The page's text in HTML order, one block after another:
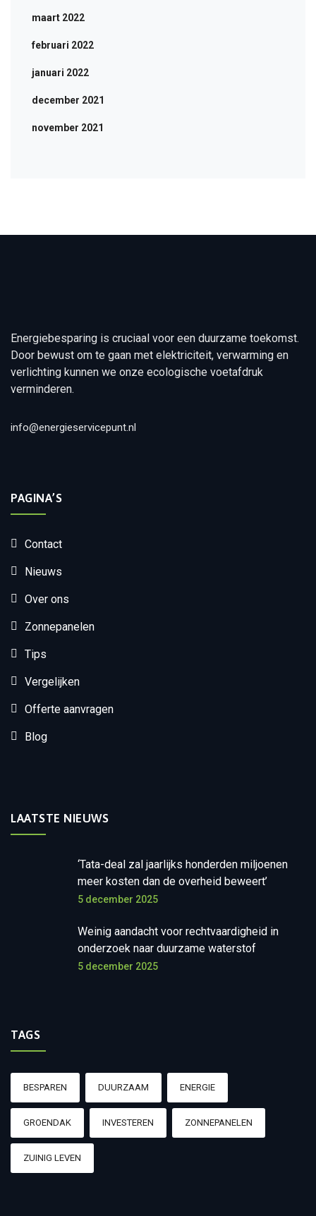
maart 2022
februari 2022
januari 2022
december 2021
november 2021
Energiebesparing is cruciaal voor een duurzame toekomst.
Door bewust om te gaan met elektriciteit, verwarming en
verlichting kunnen we onze ecologische voetafdruk
verminderen.
info@energieservicepunt.nl
PAGINA’S
Contact
Nieuws
Over ons
Zonnepanelen
Tips
Vergelijken
Offerte aanvragen
Blog
LAATSTE NIEUWS
‘Tata-deal zal jaarlijks honderden miljoenen
meer kosten dan de overheid beweert’
5 december 2025
Weinig aandacht voor rechtvaardigheid in
onderzoek naar duurzame waterstof
5 december 2025
TAGS
BESPAREN DUURZAAM ENERGIE
GROENDAK INVESTEREN ZONNEPANELEN
ZUINIG LEVEN